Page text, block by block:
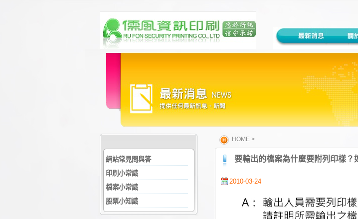
網站常見問與答
印刷小常識
檔案小常識
股票小知識
HOME >
要輸出的檔案為什麼要附列印樣？
2010-03-24